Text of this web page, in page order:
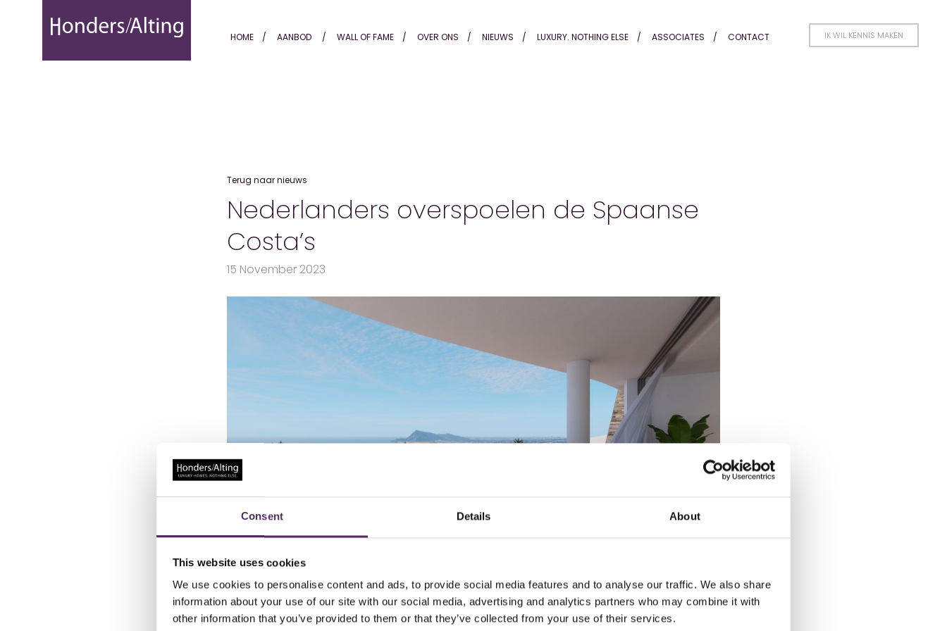
Consent Details About
This website uses cookies
We use cookies to personalise content and ads, to provide social media features and to analyse our traffic. We also share
information about your use of our site with our social media, advertising and analytics partners who may combine it with
other information that you’ve provided to them or that they’ve collected from your use of their services.
Nederlanders overspoelen de Costa's in Spanje
IK WIL KENNIS MAKEN
HOME AANBOD WALL OF FAME OVER ONS NIEUWS LUXURY. NOTHING ELSE ASSOCIATES CONTACT
Terug naar nieuws
Nederlanders overspoelen de Spaanse
Costa’s
15 November 2023
Waar ter wereld je ook komt, je komt overal Nederlanders tegen. Vooral in Spanje, maar is dat ook zo en als dat zo
is, waarom dan?
De gegevens van de Vereniging van Notarissen geven wel een interessant inkijkje in de invloed van Belgische en